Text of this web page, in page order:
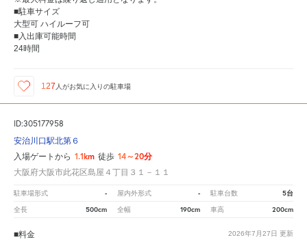
■駐車サイズ
大型可 ハイルーフ可
■入出庫可能時間
24時間
127 人がお気に入りの駐車場
ID:305177958
安治川口駅北第６
入場ゲートから 1.1km 徒歩 14～20分
大阪府大阪市此花区島屋４丁目３１－１１
駐車場形式 - 屋内外形式 - 駐車台数 5台
全長 500cm 全幅 190cm 車高 200cm
2026年7月27日 更新
■料金